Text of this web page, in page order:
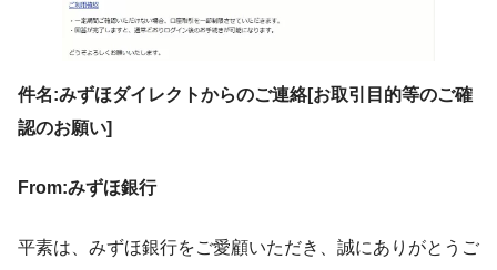
件名:みずほダイレクトからのご連絡[お取引目的等のご確
認のお願い]
From:みずほ銀行
平素は、みずほ銀行をご愛顧いただき、誠にありがとうご